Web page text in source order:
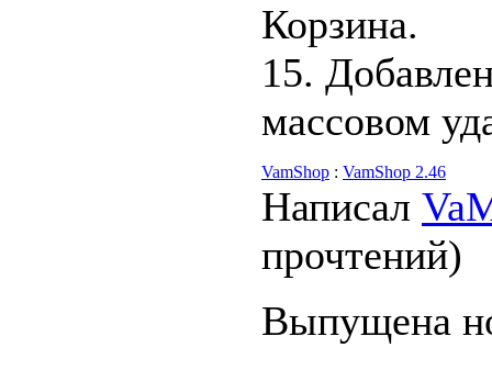
Корзина.
15.
массовом
VamShop : VamShop 2.46
Написал
прочтений)
Выпущена